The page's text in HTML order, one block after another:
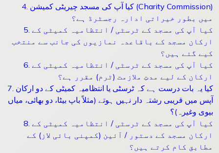
4. کیا آپ کی مسجد چیریٹی کمیشن (Charity Commission)
میں بطور خیراتی ادارہ رجسٹرڈ ہے؟
5. کیا آپ کی مسجد کے ٹرسٹی / انتظامیہ کمیٹی کے
ارکان مسجد کے باقاعدہ نمازیوں کی جانب سے منتخب
کیے گئے ہیں؟
6. کیا آپ کی مسجد کے ٹرسٹی / انتظامیہ کمیٹی کے
ارکان کے لیے مدتِ ملازمت (ٹرم) مقرر ہے؟
7. کیا یہ بات درست ہے کہ ٹرسٹی یا انتظامیہ کمیٹی کے دو ارکان
آپس میں قریبی رشتہ دار نہیں ہوتے (مثلاً باپ بیٹا، دو بھائی، میاں
بیوی وغیرہ)؟
8. کیا آپ کی مسجد کے ٹرسٹی / انتظامیہ کمیٹی کے
ارکان مسجد کے دستور / آئین (کمپنی بائی لاز) کے
مطابق کام کرتے ہیں؟